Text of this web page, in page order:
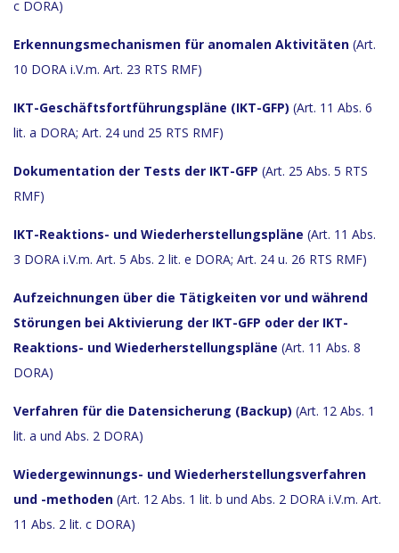
c DORA)
Erkennungsmechanismen für anomalen Aktivitäten (Art.
10 DORA i.V.m. Art. 23 RTS RMF)
IKT-Geschäftsfortführungspläne (IKT-GFP) (Art. 11 Abs. 6
lit. a DORA; Art. 24 und 25 RTS RMF)
Dokumentation der Tests der IKT-GFP (Art. 25 Abs. 5 RTS
RMF)
IKT-Reaktions- und Wiederherstellungspläne (Art. 11 Abs.
3 DORA i.V.m. Art. 5 Abs. 2 lit. e DORA; Art. 24 u. 26 RTS RMF)
Aufzeichnungen über die Tätigkeiten vor und während
Störungen bei Aktivierung der IKT-GFP oder der IKT-
Reaktions- und Wiederherstellungspläne (Art. 11 Abs. 8
DORA)
Verfahren für die Datensicherung (Backup) (Art. 12 Abs. 1
lit. a und Abs. 2 DORA)
Wiedergewinnungs- und Wiederherstellungsverfahren
und -methoden (Art. 12 Abs. 1 lit. b und Abs. 2 DORA i.V.m. Art.
11 Abs. 2 lit. c DORA)